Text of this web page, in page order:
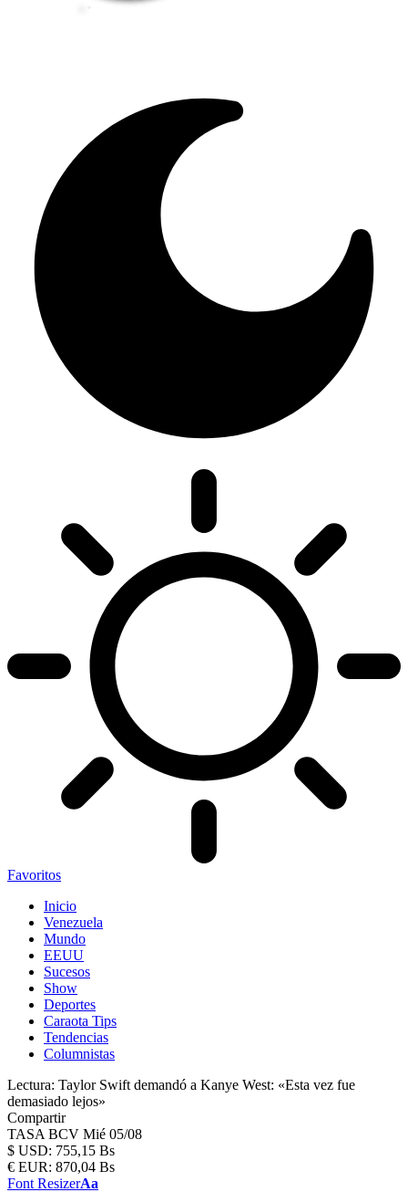
Favoritos
Inicio
Venezuela
Mundo
EEUU
Sucesos
Show
Deportes
Caraota Tips
Tendencias
Columnistas
Lectura: Taylor Swift demandó a Kanye West: «Esta vez fue
demasiado lejos»
Compartir
TASA BCV Mié 05/08
$ USD: 755,15 Bs
€ EUR: 870,04 Bs
Font ResizerAa